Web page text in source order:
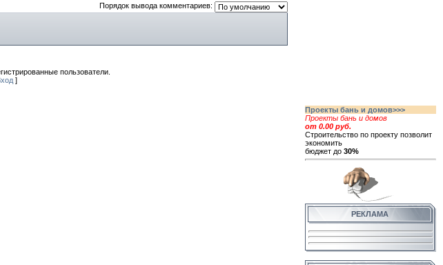
Порядок вывода комментариев:
пользователи.
]
Проекты бань и домов>>>
Проекты бань и домов
от 0.00 руб.
Строительство по проекту позволит
экономить
бюджет до 30%
РЕКЛАМА